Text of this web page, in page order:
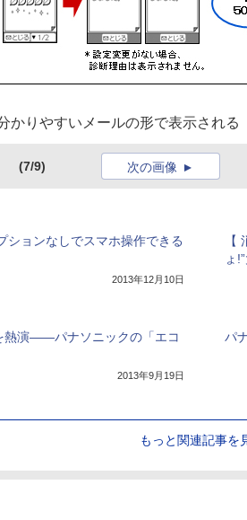
かりやすいメールの形で表示される
(7/9) 次の画像
ションなしでスマホ操作できる
2013年12月10日
【
ょ
熱演――パナソニックの「エコ
2013年9月19日
パ
もっと関連記事を